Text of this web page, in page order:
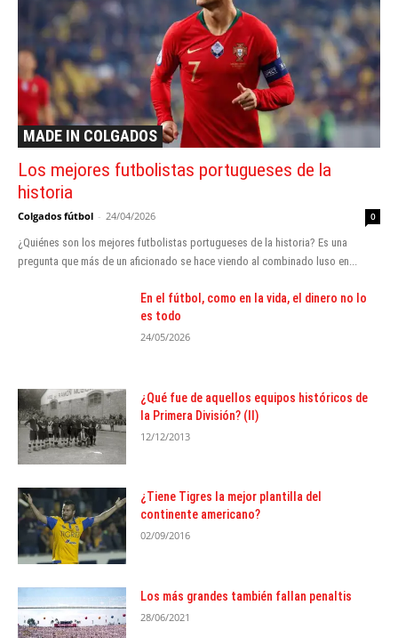
MADE IN COLGADOS
Los mejores futbolistas portugueses de la
historia
Colgados fútbol - 24/04/2026 0
¿Quiénes son los mejores futbolistas portugueses de la historia? Es una
pregunta que más de un aficionado se hace viendo al combinado luso en...
En el fútbol, como en la vida, el dinero no lo
es todo
24/05/2026
¿Qué fue de aquellos equipos históricos de
la Primera División? (II)
12/12/2013
¿Tiene Tigres la mejor plantilla del
continente americano?
02/09/2016
Los más grandes también fallan penaltis
28/06/2021